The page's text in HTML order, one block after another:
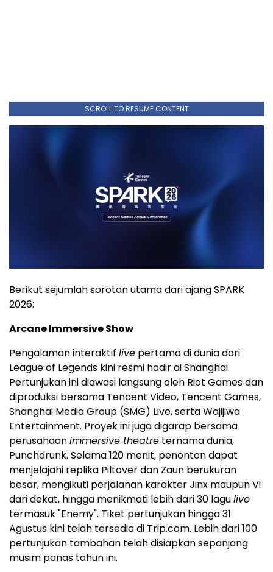
SCROLL TO RESUME CONTENT
Berikut sejumlah sorotan utama dari ajang SPARK
2026:
Arcane Immersive Show
Pengalaman interaktif live pertama di dunia dari
League of Legends kini resmi hadir di Shanghai.
Pertunjukan ini diawasi langsung oleh Riot Games dan
diproduksi bersama Tencent Video, Tencent Games,
Shanghai Media Group (SMG) Live, serta Wajijiwa
Entertainment. Proyek ini juga digarap bersama
perusahaanimmersive theatre ternama dunia,
Punchdrunk. Selama 120 menit, penonton dapat
menjelajahi replika Piltover dan Zaun berukuran
besar, mengikuti perjalanan karakter Jinx maupun Vi
dari dekat, hingga menikmati lebih dari 30 lagulive
termasuk "Enemy". Tiket pertunjukan hingga 31
Agustus kini telah tersedia di Trip.com. Lebih dari 100
pertunjukan tambahan telah disiapkan sepanjang
musim panas tahun ini.